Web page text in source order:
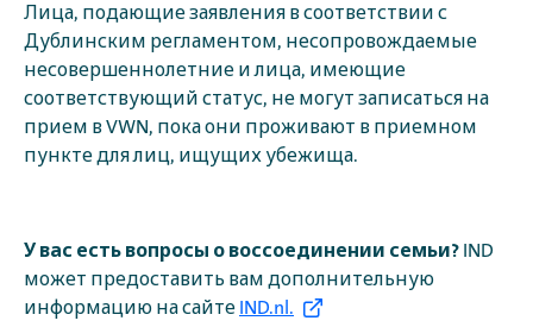
Лица, подающие заявления в соответствии с
Дублинским регламентом, несопровождаемые
несовершеннолетние и лица, имеющие
соответствующий статус, не могут записаться на
прием в VWN, пока они проживают в приемном
пункте для лиц, ищущих убежища.
У вас есть вопросы о воссоединении семьи? IND
может предоставить вам дополнительную
информацию на сайте IND.nl.